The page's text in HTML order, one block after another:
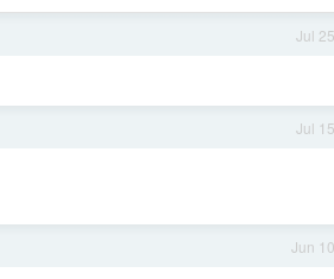
Jul 25
Jul 15
Jun 10